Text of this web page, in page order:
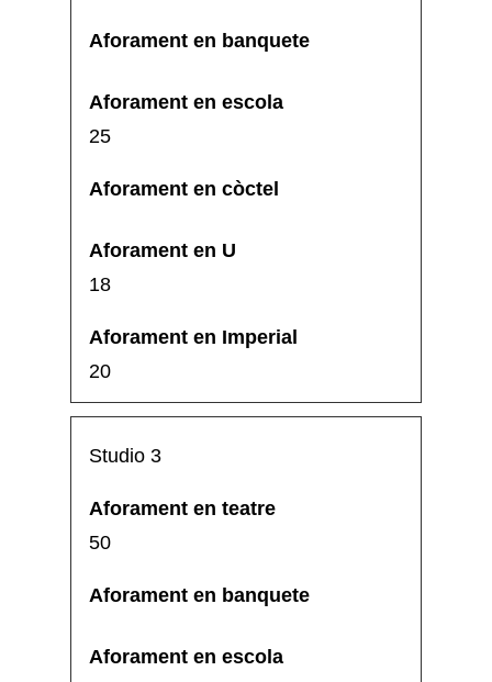
25
18
20
Studio 3
50